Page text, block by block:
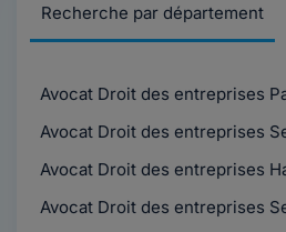
Recherche par département
Avocat Droit des entreprises
Avocat Droit des entreprises
Avocat Droit des entreprises
Avocat Droit des entreprises